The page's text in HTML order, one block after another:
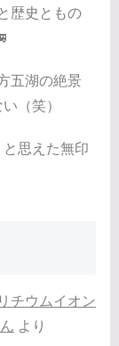
歴史ともの
五湖の絶景
（笑）
思えた無印
チウムイオン
より